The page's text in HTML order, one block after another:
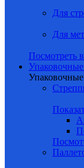
Для
Для
Посмотреть